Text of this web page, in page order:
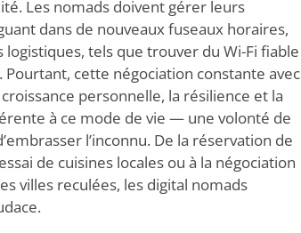
Les nomads doivent gérer leurs
dans de nouveaux fuseaux horaires,
tels que trouver du Wi-Fi fiable
cette négociation constante avec
personnelle, la résilience et la
à ce mode de vie — une volonté de
l’inconnu. De la réservation de
de cuisines locales ou à la négociation
villes reculées, les digital nomads